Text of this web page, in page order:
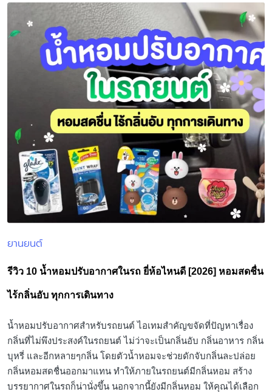
Posted
ยานยนต์
รีวิว 10 น้ำหอมปรับอากาศในรถ ยี่ห้อไหนดี [2026] หอมสดชื่น
ไร้กลิ่นอับ ทุกการเดินทาง
น้ำหอมปรับอากาศสำหรับรถยนต์ ไอเทมสำคัญขจัดที่ปัญหาเรื่อง
กลิ่นที่ไม่พึงประสงค์ในรถยนต์ ไม่ว่าจะเป็นกลิ่นอับ กลิ่นอาหาร กลิ่น
บุหรี่ และอีกหลายๆกลิ่น โดยตัวน้ำหอมจะช่วยดักจับกลิ่นละปล่อย
กลิ่นหอมสดชื่นออกมาแทน ทำให้ภายในรถยนต์มีกลิ่นหอม สร้าง
บรรยากาศในรถก็น่านั่งขึ้น นอกจากนี้ยังมีกลิ่นหอม ให้คุณได้เลือก